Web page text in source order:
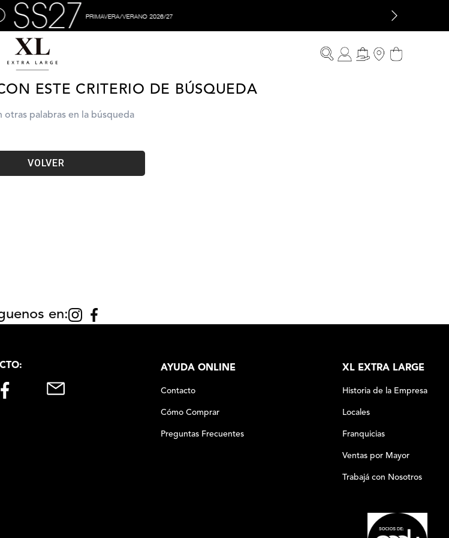
carteras-lola-cartera-xv4sdc23c0201
ESTE CRITERIO DE BÚSQUEDA
otras palabras en la búsqueda
VOLVER
en:
AYUDA ONLINE
Contacto
Cómo Comprar
Preguntas Frecuentes
XL EXTRA LARGE
Historia de la Empresa
Locales
Franquicias
Ventas por Mayor
Trabajá con Nosotros